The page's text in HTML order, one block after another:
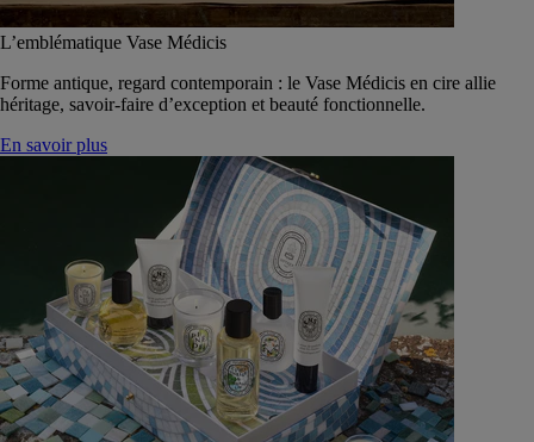
L’emblématique Vase Médicis
Forme antique, regard contemporain : le Vase Médicis en cire allie
héritage, savoir-faire d’exception et beauté fonctionnelle.
En savoir plus